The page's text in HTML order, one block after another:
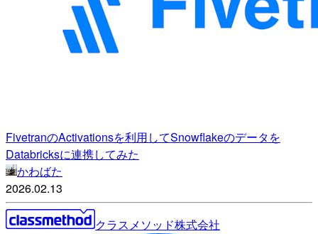
FivetranのActivationsを利用してSnowflakeのデータを
Databricksに連携してみた
かわばた
2026.02.13
クラスメソッド株式会社